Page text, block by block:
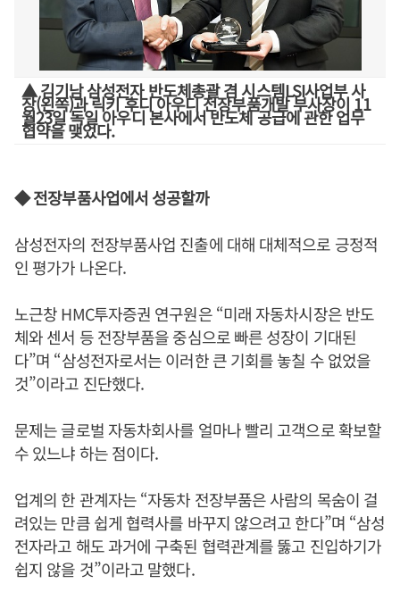
▲ 김기남 삼성전자 반도체총괄 겸 시스템LSI사업부 사
장(왼쪽)과 릭키 후디 아우디 전장부품개발 부사장이 11
월23일 독일 아우디 본사에서 반도체 공급에 관한 업무
협약을 맺었다.
◆ 전장부품사업에서 성공할까
삼성전자의 전장부품사업 진출에 대해 대체적으로 긍정적
인 평가가 나온다.
노근창 HMC투자증권 연구원은 “미래 자동차시장은 반도
체와 센서 등 전장부품을 중심으로 빠른 성장이 기대된
다”며 “삼성전자로서는 이러한 큰 기회를 놓칠 수 없었을
것”이라고 진단했다.
문제는 글로벌 자동차회사를 얼마나 빨리 고객으로 확보할
수 있느냐 하는 점이다.
업계의 한 관계자는 “자동차 전장부품은 사람의 목숨이 걸
려있는 만큼 쉽게 협력사를 바꾸지 않으려고 한다”며 “삼성
전자라고 해도 과거에 구축된 협력관계를 뚫고 진입하기가
쉽지 않을 것”이라고 말했다.